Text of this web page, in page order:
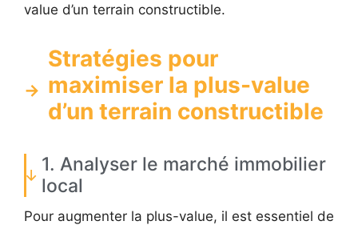
value d’un terrain constructible.
Stratégies pour
maximiser la plus-value
d’un terrain constructible
1. Analyser le marché immobilier
local
Pour augmenter la plus-value, il est essentiel de